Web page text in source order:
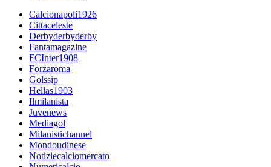
Calcionapoli1926
Cittaceleste
Derbyderbyderby
Fantamagazine
FCInter1908
Forzaroma
Golssip
Hellas1903
Ilmilanista
Juvenews
Mediagol
Milanistichannel
Mondoudinese
Notiziecalciomercato